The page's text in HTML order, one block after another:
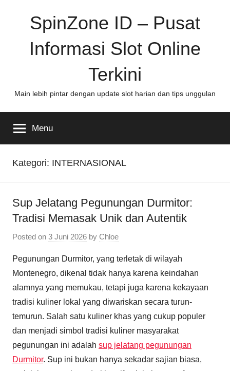
SpinZone ID – Pusat
Informasi Slot Online
Terkini
Main lebih pintar dengan update slot harian dan tips unggulan
Menu
Kategori: INTERNASIONAL
Sup Jelatang Pegunungan Durmitor:
Tradisi Memasak Unik dan Autentik
Posted on 3 Juni 2026 by Chloe
Pegunungan Durmitor, yang terletak di wilayah
Montenegro, dikenal tidak hanya karena keindahan
alamnya yang memukau, tetapi juga karena kekayaan
tradisi kuliner lokal yang diwariskan secara turun-
temurun. Salah satu kuliner khas yang cukup populer
dan menjadi simbol tradisi kuliner masyarakat
pegunungan ini adalah sup jelatang pegunungan
Durmitor. Sup ini bukan hanya sekadar sajian biasa,